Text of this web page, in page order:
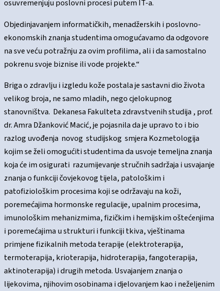
osuvremenjuju poslovni procesi putem IT-a.
Objedinjavanjem informatičkih, menadžerskih i poslovno-
ekonomskih znanja studentima omogućavamo da odgovore
na sve veću potražnju za ovim profilima, ali i da samostalno
pokrenu svoje biznise ili vode projekte.“
Briga o zdravlju i izgledu kože postala je sastavni dio života
velikog broja, ne samo mladih, nego cjelokupnog
stanovništva. Dekanesa Fakulteta zdravstvenih studija , prof.
dr. Amra Džanković Macić, je pojasnila da je upravo to i bio
razlog uvođenja novog studijskog smjera Kozmetologija
kojim se želi omogućiti studentima da usvoje temeljna znanja
koja će im osigurati razumijevanje stručnih sadržaja i usvajanje
znanja o funkciji čovjekovog tijela, patološkim i
patofiziološkim procesima koji se održavaju na koži,
poremećajima hormonske regulacije, upalnim procesima,
imunološkim mehanizmima, fizičkim i hemijskim oštećenjima
i poremećajima u strukturi i funkciji tkiva, vještinama
primjene fizikalnih metoda terapije (elektroterapija,
termoterapija, krioterapija, hidroterapija, fangoterapija,
aktinoterapija) i drugih metoda. Usvajanjem znanja o
lijekovima, njihovim osobinama i djelovanjem kao i neželjenim